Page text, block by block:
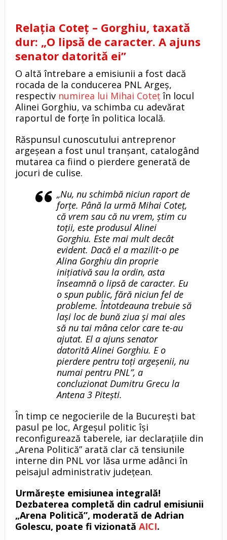
Relația Coteț – Gorghiu, taxată
dur: „O lipsă de caracter. A ajuns
senator datorită ei”
O altă întrebare a emisiunii a fost dacă
rocada de la conducerea PNL Argeș,
respectiv numirea lui Mihai Cotețîn locul
Alinei Gorghiu, va schimba cu adevărat
raportul de forțe în politica locală.
Răspunsul cunoscutului antreprenor
argeșean a fost unul tranșant, catalogând
mutarea ca fiind o pierdere generată de
jocuri de culise.
„Nu, nu schimbă niciun raport de
forțe. Până la urmă Mihai Coteț,
că vrem sau că nu vrem, știm cu
toții, este produsul Alinei
Gorghiu. Este mai mult decât
evident. Dacă el a mazilit-o pe
Alina Gorghiu din proprie
inițiativă sau la ordin, asta
înseamnă o lipsă de caracter. Eu
o spun public, fără niciun fel de
probleme. Întotdeauna trebuie să
lași loc de bună ziua și mai ales
să nu tai mâna celor care te-au
ajutat. El a ajuns senator
datorită Alinei Gorghiu. E o
pierdere pentru toți argeșenii, nu
numai pentru PNL”, a
concluzionat Dumitru Grecu la
Antena 3 Pitești.
În timp ce negocierile de la București bat
pasul pe loc, Argeșul politic își
reconfigurează taberele, iar declarațiile din
„Arena Politică” arată clar că tensiunile
interne din PNL vor lăsa urme adânci în
peisajul administrativ județean.
Urmărește emisiunea integrală!
Dezbaterea completă din cadrul emisiunii
„Arena Politică”, moderată de Adrian
Golescu, poate fi vizionată AICI.